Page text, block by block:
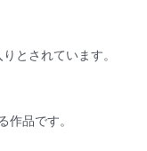
とされています。
作品です。